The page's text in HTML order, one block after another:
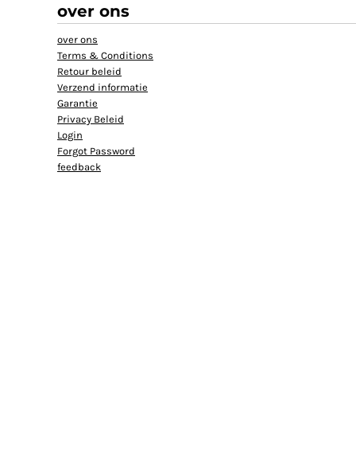
over ons
over ons
Terms & Conditions
Retour beleid
Verzend informatie
Garantie
Privacy Beleid
Login
Forgot Password
feedback